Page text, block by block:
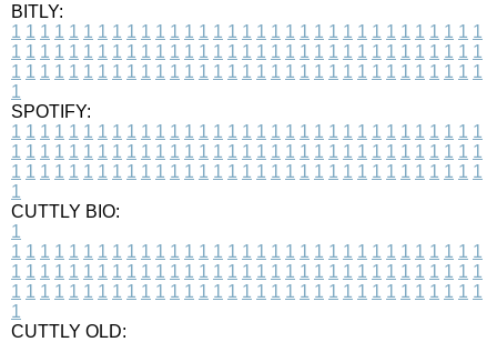
BITLY:
1 1 1 1 1 1 1 1 1 1 1 1 1 1 1 1 1 1 1 1 1 1 1 1 1 1 1 1 1 1 1 1 1
1 1 1 1 1 1 1 1 1 1 1 1 1 1 1 1 1 1 1 1 1 1 1 1 1 1 1 1 1 1 1 1 1
1 1 1 1 1 1 1 1 1 1 1 1 1 1 1 1 1 1 1 1 1 1 1 1 1 1 1 1 1 1 1 1 1
1
SPOTIFY:
1 1 1 1 1 1 1 1 1 1 1 1 1 1 1 1 1 1 1 1 1 1 1 1 1 1 1 1 1 1 1 1 1
1 1 1 1 1 1 1 1 1 1 1 1 1 1 1 1 1 1 1 1 1 1 1 1 1 1 1 1 1 1 1 1 1
1 1 1 1 1 1 1 1 1 1 1 1 1 1 1 1 1 1 1 1 1 1 1 1 1 1 1 1 1 1 1 1 1
1
CUTTLY BIO:
1
1 1 1 1 1 1 1 1 1 1 1 1 1 1 1 1 1 1 1 1 1 1 1 1 1 1 1 1 1 1 1 1 1
1 1 1 1 1 1 1 1 1 1 1 1 1 1 1 1 1 1 1 1 1 1 1 1 1 1 1 1 1 1 1 1 1
1 1 1 1 1 1 1 1 1 1 1 1 1 1 1 1 1 1 1 1 1 1 1 1 1 1 1 1 1 1 1 1 1
1
CUTTLY OLD: